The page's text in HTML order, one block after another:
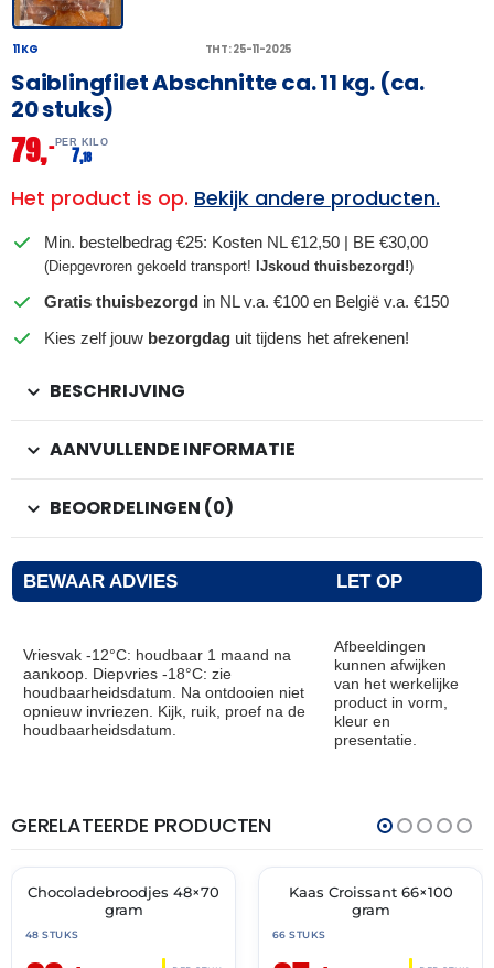
11 KG THT: 25-11-2025
Saiblingfilet Abschnitte ca. 11 kg. (ca.
20 stuks)
79,– PER KILO
7,18
Het product is op. Bekijk andere producten.
Min. bestelbedrag €25: Kosten NL €12,50 | BE €30,00
(Diepgevroren gekoeld transport! IJskoud thuisbezorgd!)
Gratis thuisbezorgd in NL v.a. €100 en België v.a. €150
Kies zelf jouw bezorgdag uit tijdens het afrekenen!
BESCHRIJVING
AANVULLENDE INFORMATIE
BEOORDELINGEN (0)
BEWAAR ADVIES LET OP
Vriesvak -12°C: houdbaar 1 maand na
aankoop. Diepvries -18°C: zie
houdbaarheidsdatum. Na ontdooien niet
opnieuw invriezen. Kijk, ruik, proef na de
houdbaarheidsdatum.
Afbeeldingen
kunnen afwijken
van het werkelijke
product in vorm,
kleur en
presentatie.
GERELATEERDE PRODUCTEN
🔥 OP=OP
THT:
31-
Chocoladebroodjes 48×70
gram
48 STUKS
🔥 OP=OP
Kaas Croissant 66×100
gram
66 STUKS